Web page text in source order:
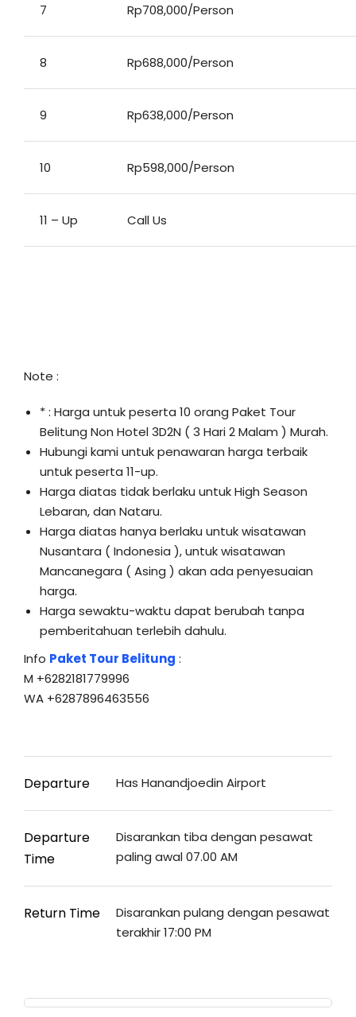
7 Rp708,000/Person
8 Rp688,000/Person
9 Rp638,000/Person
10 Rp598,000/Person
11 – Up Call Us
Note :
* : Harga untuk peserta 10 orang Paket Tour
Belitung Non Hotel 3D2N ( 3 Hari 2 Malam ) Murah.
Hubungi kami untuk penawaran harga terbaik
untuk peserta 11-up.
Harga diatas tidak berlaku untuk High Season
Lebaran, dan Nataru.
Harga diatas hanya berlaku untuk wisatawan
Nusantara ( Indonesia ), untuk wisatawan
Mancanegara ( Asing ) akan ada penyesuaian
harga.
Harga sewaktu-waktu dapat berubah tanpa
pemberitahuan terlebih dahulu.
Info Paket Tour Belitung :
M +6282181779996
WA +6287896463556
Departure Has Hanandjoedin Airport
Departure
Time
Disarankan tiba dengan pesawat
paling awal 07.00 AM
Return Time
Disarankan pulang dengan pesawat
terakhir 17:00 PM